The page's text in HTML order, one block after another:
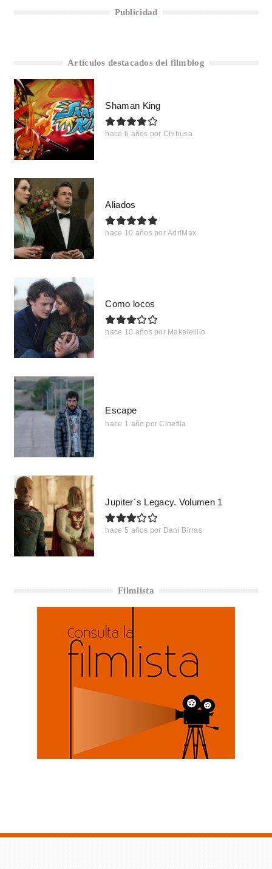
Publicidad
Artículos destacados del filmblog
Shaman King
hace 6 años por Chibusa
Aliados
hace 10 años por AdriMax
Como locos
hace 10 años por Makelelillo
Escape
hace 1 año por Cinefila
Jupiter´s Legacy. Volumen 1
hace 5 años por Dani Birras
Filmlista